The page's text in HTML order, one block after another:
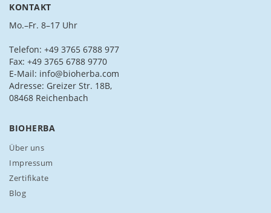
S
i
s
i
c
h
f
u
n
r
e
KONTAKT
Mo.–Fr. 8–17 Uhr
Telefon: +49 3765 6788 977
Fax: +49 3765 6788 9770
E-Mail: info@bioherba.com
Adresse: Greizer Str. 18B,
08468 Reichenbach
BIOHERBA
Über uns
Impressum
Zertifikate
Blog